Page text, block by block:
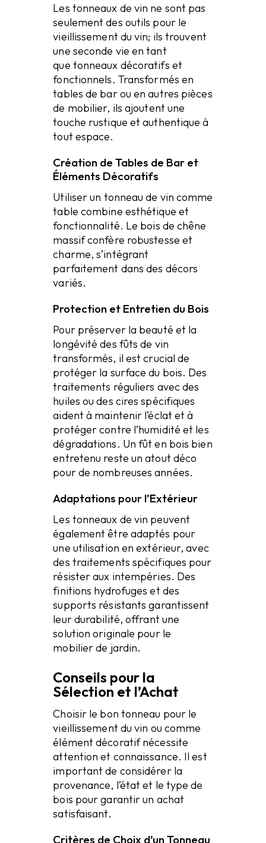
Les tonneaux de vin ne sont pas
seulement des outils pour le
vieillissement du vin; ils trouvent
une seconde vie en tant
que tonneaux décoratifs et
fonctionnels. Transformés en
tables de bar ou en autres pièces
de mobilier, ils ajoutent une
touche rustique et authentique à
tout espace.
Création de Tables de Bar et
Éléments Décoratifs
Utiliser un tonneau de vin comme
table combine esthétique et
fonctionnalité. Le bois dechêne
massifconfère robustesse et
charme, s’intégrant
parfaitement dans des décors
variés.
Protection et Entretien du Bois
Pour préserver la beauté et la
longévité des fûts de vin
transformés, il est crucial de
protéger la surface du bois. Des
traitements réguliers avec des
huiles ou des cires spécifiques
aident à maintenir l’éclat et à
protéger contre l’humidité et les
dégradations. Un fût en bois bien
entretenu reste un atout déco
pour de nombreuses années.
Adaptations pour l’Extérieur
Les tonneaux de vin peuvent
également être adaptés pour
une utilisation en extérieur, avec
des traitements spécifiques pour
résister aux intempéries. Des
finitions hydrofuges et des
supports résistants garantissent
leur durabilité, offrant une
solution originale pour le
mobilier de jardin.
Conseils pour la
Sélection et l’Achat
Choisir le bon tonneau pour le
vieillissement du vin ou comme
élément décoratif nécessite
attention et connaissance. Il est
important de considérer la
provenance, l’état et le type de
bois pour garantir un achat
satisfaisant.
Critères de Choix d’un Tonneau